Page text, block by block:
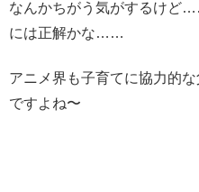
なんかちがう気がするけ
には正解かな……
アニメ界も子育てに協力的
ですよね〜